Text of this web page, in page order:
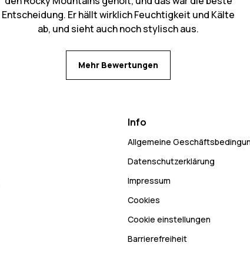
Entscheidung. Er hällt wirklich Feuchtigkeit und Kälte
ab, und sieht auch noch stylisch aus.
Mehr Bewertungen
Info
Allgemeine
Datenschutzerklärung
Impressum
Cookies
Cookie einstellungen
Barrierefreiheit